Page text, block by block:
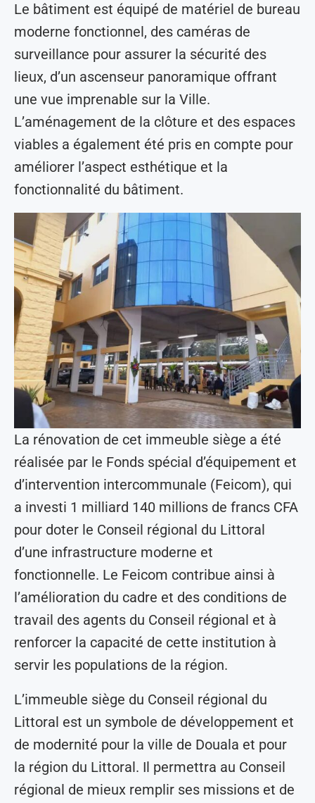
Le bâtiment est équipé de matériel de bureau
moderne fonctionnel, des caméras de
surveillance pour assurer la sécurité des
lieux, d’un ascenseur panoramique offrant
une vue imprenable sur la Ville.
L’aménagement de la clôture et des espaces
viables a également été pris en compte pour
améliorer l’aspect esthétique et la
fonctionnalité du bâtiment.
La rénovation de cet immeuble siège a été
réalisée par le Fonds spécial d’équipement et
d’intervention intercommunale (Feicom), qui
a investi 1 milliard 140 millions de francs CFA
pour doter le Conseil régional du Littoral
d’une infrastructure moderne et
fonctionnelle. Le Feicom contribue ainsi à
l’amélioration du cadre et des conditions de
travail des agents du Conseil régional et à
renforcer la capacité de cette institution à
servir les populations de la région.
L’immeuble siège du Conseil régional du
Littoral est un symbole de développement et
de modernité pour la ville de Douala et pour
la région du Littoral. Il permettra au Conseil
régional de mieux remplir ses missions et de